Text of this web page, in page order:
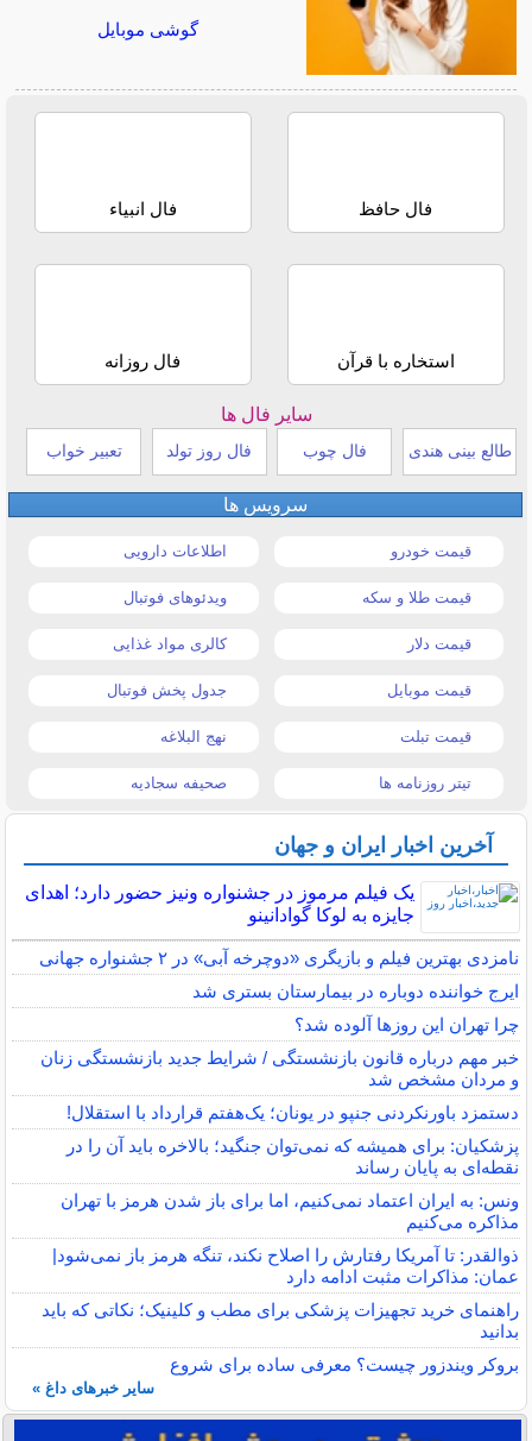
گوشی موبایل
فال حافظ فال انبیاء
استخاره با قرآن فال روزانه
سایر فال ها
طالع بینی هندی فال چوب فال روز تولد تعبیر خواب
سرویس ها
قیمت خودرو اطلاعات دارویی
قیمت طلا و سکه ویدئوهای فوتبال
قیمت دلار کالری مواد غذایی
قیمت موبایل جدول پخش فوتبال
قیمت تبلت نهج البلاغه
تیتر روزنامه ها صحیفه سجادیه
آخرین اخبار ایران و جهان
یک فیلم مرموز در جشنواره ونیز حضور دارد؛ اهدای
جایزه به لوکا گوادانینو
نامزدی بهترین فیلم و بازیگری «دوچرخه آبی» در ۲ جشنواره جهانی
ایرج خواننده دوباره در بیمارستان بستری شد
چرا تهران این روزها آلوده شد؟
خبر مهم درباره قانون بازنشستگی / شرایط جدید بازنشستگی زنان
و مردان مشخص شد
دستمزد باورنکردنی جنپو در یونان؛ یک‌هفتم قرارداد با استقلال!
پزشکیان: برای همیشه که نمی‌توان جنگید؛ بالاخره باید آن را در
نقطه‌ای به پایان رساند
ونس: به ایران اعتماد نمی‌کنیم، اما برای باز شدن هرمز با تهران
مذاکره می‌کنیم
ذوالقدر: تا آمریکا رفتارش را اصلاح نکند، تنگه هرمز باز نمی‌شود|
عمان: مذاکرات مثبت ادامه دارد
راهنمای خرید تجهیزات پزشکی برای مطب و کلینیک؛ نکاتی که باید
بدانید
بروکر ویندزور چیست؟ معرفی ساده برای شروع
سایر خبرهای داغ »